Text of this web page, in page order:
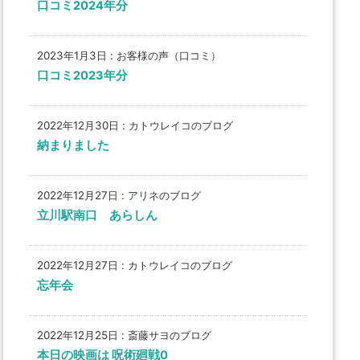
口コミ2024年分
2023年1月3日 : お客様の声（口コミ）
口コミ2023年分
2022年12月30日 : カトウレイコのブログ
納まりました
2022年12月27日 : アリネのブログ
立川駅南口 あらしん
2022年12月27日 : カトウレイコのブログ
忘年会
2022年12月25日 : 斎藤サヨのブログ
本日の映画は 呪術廻戦0